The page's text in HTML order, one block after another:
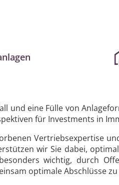
und eine Fülle von
für Investments in
Vertriebsexpertise
wir Sie dabei,
wichtig, durch
optimale Abschlüsse zu